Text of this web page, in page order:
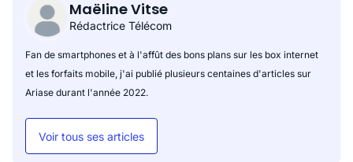
Maëline Vitse
Rédactrice Télécom
Fan de smartphones et à l'affût des bons plans sur les box internet
et les forfaits mobile, j'ai publié plusieurs centaines d'articles sur
Ariase durant l'année 2022.
Voir tous ses articles